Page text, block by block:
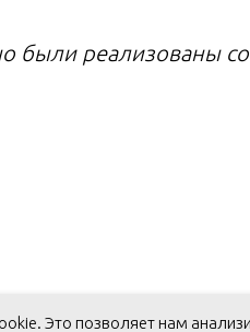
были реализованы
Это позволяет нам